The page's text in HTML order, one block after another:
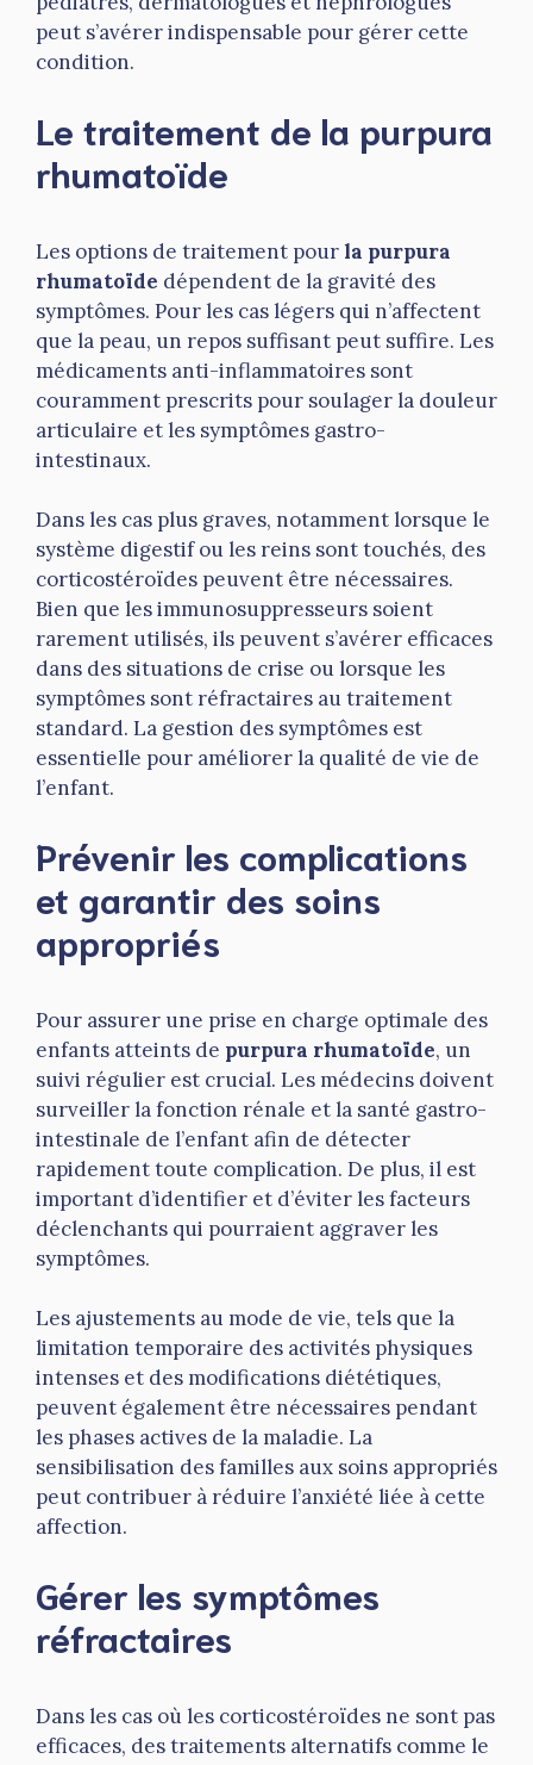
peut s’avérer indispensable pour gérer cette
condition.
Le traitement de la purpura
rhumatoïde
Les options de traitement pour la purpura
rhumatoïde dépendent de la gravité des
symptômes. Pour les cas légers qui n’affectent
que la peau, un repos suffisant peut suffire. Les
médicaments anti-inflammatoires sont
couramment prescrits pour soulager la douleur
articulaire et les symptômes gastro-
intestinaux.
Dans les cas plus graves, notamment lorsque le
système digestif ou les reins sont touchés, des
corticostéroïdes peuvent être nécessaires.
Bien que les immunosuppresseurs soient
rarement utilisés, ils peuvent s’avérer efficaces
dans des situations de crise ou lorsque les
symptômes sont réfractaires au traitement
standard. La gestion des symptômes est
essentielle pour améliorer la qualité de vie de
l’enfant.
Prévenir les complications
et garantir des soins
appropriés
Pour assurer une prise en charge optimale des
enfants atteints de purpura rhumatoïde, un
suivi régulier est crucial. Les médecins doivent
surveiller la fonction rénale et la santé gastro-
intestinale de l’enfant afin de détecter
rapidement toute complication. De plus, il est
important d’identifier et d’éviter les facteurs
déclenchants qui pourraient aggraver les
symptômes.
Les ajustements au mode de vie, tels que la
limitation temporaire des activités physiques
intenses et des modifications diététiques,
peuvent également être nécessaires pendant
les phases actives de la maladie. La
sensibilisation des familles aux soins appropriés
peut contribuer à réduire l’anxiété liée à cette
affection.
Gérer les symptômes
réfractaires
Dans les cas où les corticostéroïdes ne sont pas
efficaces, des traitements alternatifs comme le